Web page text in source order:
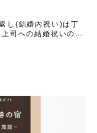
し(結婚内祝い)は丁
司への結婚祝いのお